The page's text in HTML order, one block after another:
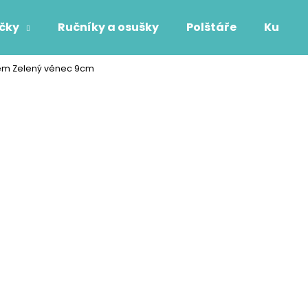
Ručníky a osušky Polštáře
Zelený věnec 9cm
Co potřebujete najít?